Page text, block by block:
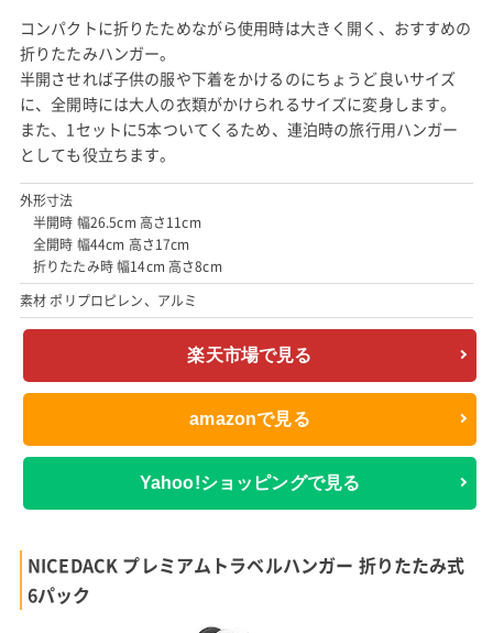
コンパクトに折りたためながら使用時は大きく開く、おすすめの
折りたたみハンガー。
半開させれば子供の服や下着をかけるのにちょうど良いサイズ
に、全開時には大人の衣類がかけられるサイズに変身します。
また、1セットに5本ついてくるため、連泊時の旅行用ハンガー
としても役立ちます。
外形寸法
半開時 幅26.5cm 高さ11cm
全開時 幅44cm 高さ17cm
折りたたみ時 幅14cm 高さ8cm
素材 ポリプロピレン、アルミ
楽天市場で見る
amazonで見る
Yahoo!ショッピングで見る
NICEDACK プレミアムトラベルハンガー 折りたたみ式
6パック